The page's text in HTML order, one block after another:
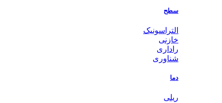
سطح
التراسونیک
خازنی
راداری
شناوری
دما
ریلی